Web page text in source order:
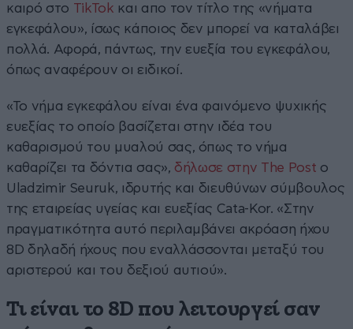
καιρό στο TikTok και απο τον τίτλο της «νήματα
εγκεφάλου», ίσως κάποιος δεν μπορεί να καταλάβει
πολλά. Αφορά, πάντως, την ευεξία του εγκεφάλου,
όπως αναφέρουν οι ειδικοί.
«Το νήμα εγκεφάλου είναι ένα φαινόμενο ψυχικής
ευεξίας το οποίο βασίζεται στην ιδέα του
καθαρισμού του μυαλού σας, όπως το νήμα
καθαρίζει τα δόντια σας», δήλωσε στην The Post ο
Uladzimir Seuruk, ιδρυτής και διευθύνων σύμβουλος
της εταιρείας υγείας και ευεξίας Cata-Kor. «Στην
πραγματικότητα αυτό περιλαμβάνει ακρόαση ήχου
8D δηλαδή ήχους που εναλλάσσονται μεταξύ του
αριστερού και του δεξιού αυτιού».
Τι είναι το 8D που λειτουργεί σαν